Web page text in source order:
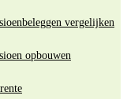
vergelijken
opbouwen